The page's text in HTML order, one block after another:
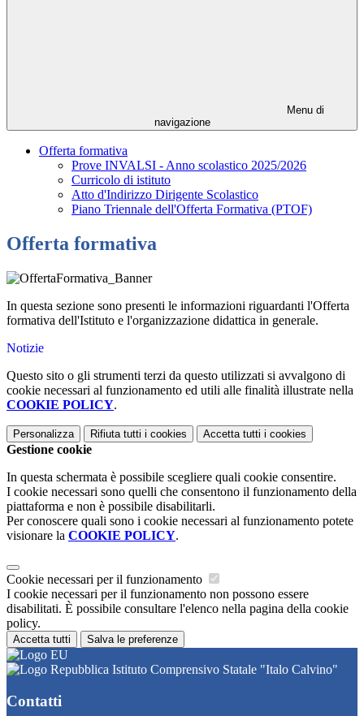
Menu di
navigazione
Offerta formativa
Prove INVALSI - Anno scolastico 2025/2026
Curricolo di istituto
Atto d'Indirizzo Dirigente Scolastico
Piano Triennale dell'Offerta Formativa (PTOF)
Offerta formativa
In questa sezione sono presenti le informazioni riguardanti l'Offerta
formativa dell'Istituto e l'organizzazione didattica in generale.
Notizie
Questo sito o gli strumenti terzi da questo utilizzati si avvalgono di
cookie necessari al funzionamento ed utili alle finalità illustrate nella
COOKIE POLICY.
Personalizza Rifiuta tutti i cookies Accetta tutti i cookies
Gestione cookie
In questa schermata è possibile scegliere quali cookie consentire.
I cookie necessari sono quelli che consentono il funzionamento della
piattaforma e non è possibile disabilitarli.
Per conoscere quali sono i cookie necessari al funzionamento potete
visionare la COOKIE POLICY.
Cookie necessari per il funzionamento
I cookie necessari per il funzionamento non possono essere
disabilitati. È possibile consultare l'elenco nella pagina della cookie
policy.
Accetta tutti Salva le preferenze
Istituto Comprensivo Statale "Italo Calvino"
Contatti